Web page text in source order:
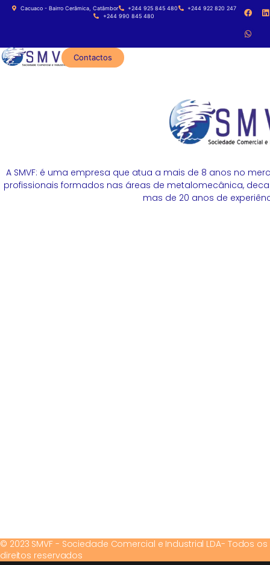
Cacuaco - Bairro Cerâmica, Catâmbor +244 925 845 480
+244 922 820 247
+244 990 845 480
Contactos
A SMVF: é uma empresa que atua a mais de 8 anos no
profissionais formados nas áreas de metalomecânica,
mas de 20 anos de
© 2023 SMVF - Sociedade Comercial e Industrial LDA- Todos os
direitos reservados